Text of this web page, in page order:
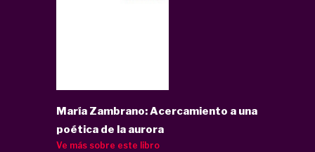
María Zambrano: Acercamiento a una
poética de la aurora
Ve más sobre este libro